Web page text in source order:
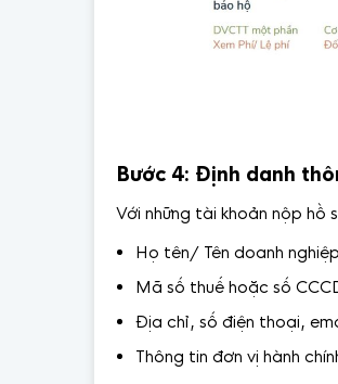
Bước 4: Định danh
Với những tài khoản nộp hồ
Họ tên/ Tên doanh nghiệp.
Mã số thuế hoặc số
Địa chỉ, số điện thoại,
Thông tin đơn vị hành